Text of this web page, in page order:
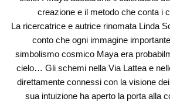
creazione e il metodo che conta i
La ricercatrice e autrice rinomata Linda
conto che ogni immagine
simbolismo cosmico Maya era
cielo… Gli schemi nella Via Lattea e
direttamente connessi con la visione
sua intuizione ha aperto la porta alla